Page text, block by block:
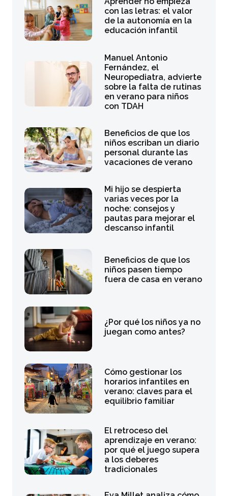
con las letras: el valor
de la autonomía en la
educación infantil
Manuel Antonio
Fernández, el
Neuropediatra, advierte
sobre la falta de rutinas
en verano para niños
con TDAH
Beneficios de que los
niños escriban un diario
personal durante las
vacaciones de verano
Mi hijo se despierta
varias veces por la
noche: consejos y
pautas para mejorar el
descanso infantil
Beneficios de que los
niños pasen tiempo
fuera de casa en verano
¿Por qué los niños ya no
juegan como antes?
Cómo gestionar los
horarios infantiles en
verano: claves para el
equilibrio familiar
El retroceso del
aprendizaje en verano:
por qué el juego supera
a los deberes
tradicionales